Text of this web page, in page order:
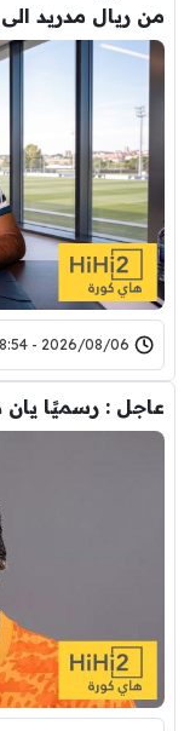
من ريال مدريد
2026/08/06 - 18:54
عاجل : رسميًا يان